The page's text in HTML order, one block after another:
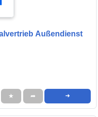
Außendienst
★ ➦ ➜